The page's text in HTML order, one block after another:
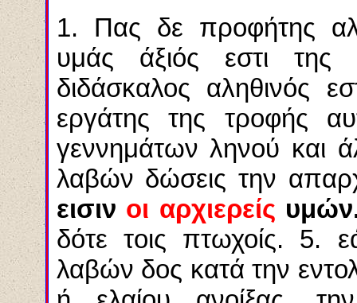
1. Πας δε προφήτης
υμάς άξιός εστι
διδάσκαλος αληθινός
εργάτης της τροφής
γεννημάτων ληνού και
λαβών δώσεις την
εισιν οι αρχιερείς
δότε τοις πτωχοίς. 5.
λαβών δος κατά την